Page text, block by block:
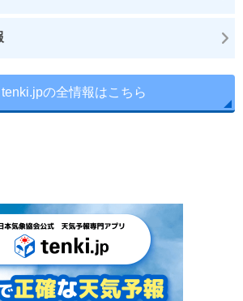
tenki.jpの全情報はこちら